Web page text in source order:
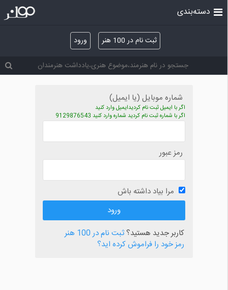
ثبت نام در 100 هنر ورود
دسته‌بندی
شماره موبایل (یا ایمیل)
اگر با ایمیل ثبت نام کردیدایمیل وارد کنید
اگر با شماره ثبت نام کردید شماره وارد کنید 9129876543
رمز عبور
مرا بیاد داشته باش
کاربر جدید هستید؟ثبت نام در 100 هنر
رمز خود را فراموش کرده اید؟